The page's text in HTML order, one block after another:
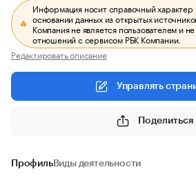
Информация носит справочный характер
основании данных из открытых
Компания не является пользователем и
отношений с сервисом РБК Компании.
Редактировать описание
Управлять
Поделиться
ПрофильВиды деятельности